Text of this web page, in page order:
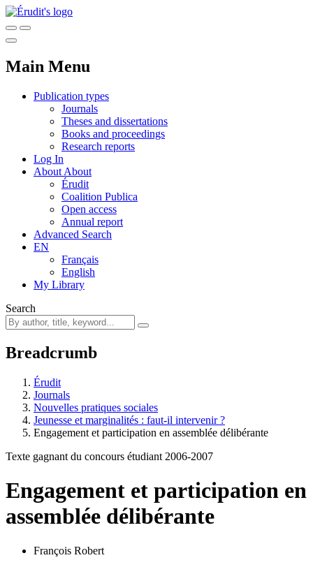
Main Menu
Publication types
Journals
Theses and dissertations
Books and proceedings
Research reports
Log In
About About
Érudit
Coalition Publica
Open access
Annual report
Advanced Search
EN
Français
English
My Library
Search
Breadcrumb
Érudit
Journals
Nouvelles pratiques sociales
Jeunesse et marginalités : faut-il intervenir ?
Engagement et participation en assemblée délibérante
Texte gagnant du concours étudiant 2006-2007
Engagement et participation en
assemblée délibérante
François Robert